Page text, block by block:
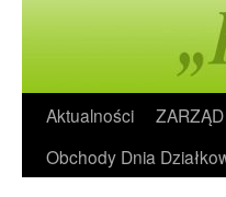
Przeskocz
do
Aktualności ZARZĄD
Obchody Dnia